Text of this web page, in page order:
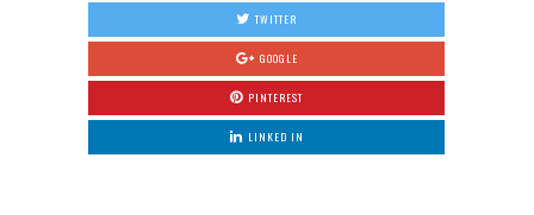
TWITTER
GOOGLE
PINTEREST
LINKED IN